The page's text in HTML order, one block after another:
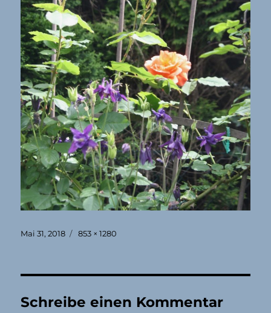
Veröffentlicht
Mai 31, 2018 Originalgröße
853 × 1280
Schreibe einen Kommentar